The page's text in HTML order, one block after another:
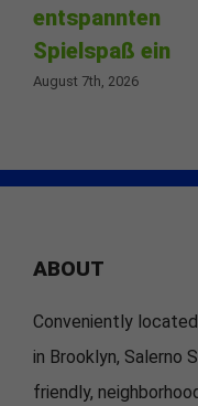
entspannten
Spielspaß ein
August 7th, 2026
ABOUT
Conveniently
in Brooklyn, Salerno
friendly,